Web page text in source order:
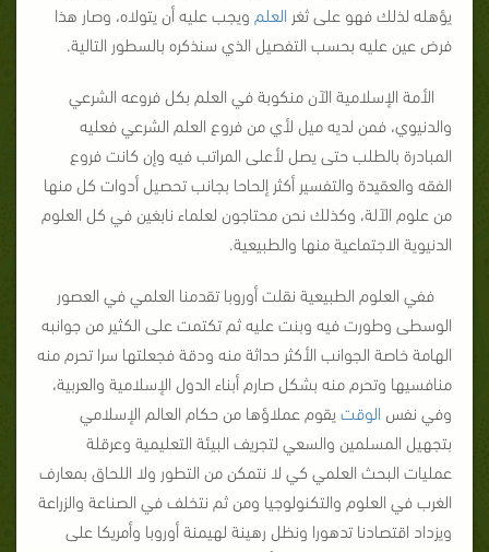
يؤهله لذلك فهو على ثغر العلم ويجب عليه أن يتولاه، وصار هذا
فرض عين عليه بحسب التفصيل الذي سنذكره بالسطور التالية.
الأمة الإسلامية الآن منكوبة في العلم بكل فروعه الشرعي
والدنيوي، فمن لديه ميل لأي من فروع العلم الشرعي فعليه
المبادرة بالطلب حتى يصل لأعلى المراتب فيه وإن كانت فروع
الفقه والعقيدة والتفسير أكثر إلحاحا بجانب تحصيل أدوات كل منها
من علوم الآلة، وكذلك نحن محتاجون لعلماء نابغين في كل العلوم
الدنيوية الاجتماعية منها والطبيعية.
ففي العلوم الطبيعية نقلت أوروبا تقدمنا العلمي في العصور
الوسطى وطورت فيه وبنت عليه ثم تكتمت على الكثير من جوانبه
الهامة خاصة الجوانب الأكثر حداثة منه ودقة فجعلتها سرا تحرم منه
منافسيها وتحرم منه بشكل صارم أبناء الدول الإسلامية والعربية،
وفي نفس الوقت يقوم عملاؤها من حكام العالم الإسلامي
بتجهيل المسلمين والسعي لتجريف البيئة التعليمية وعرقلة
عمليات البحث العلمي كي لا نتمكن من التطور ولا اللحاق بمعارف
الغرب في العلوم والتكنولوجيا ومن ثم نتخلف في الصناعة والزراعة
ويزداد اقتصادنا تدهورا ونظل رهينة لهيمنة أوروبا وأمريكا على